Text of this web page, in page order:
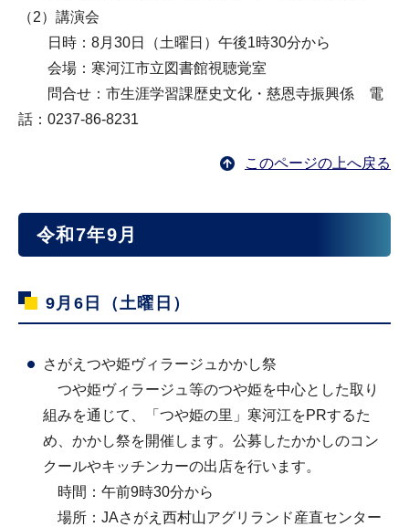
（2）講演会
日時：8月30日（土曜日）午後1時30分から
会場：寒河江市立図書館視聴覚室
問合せ：市生涯学習課歴史文化・慈恩寺振興係 電
話：0237-86-8231
このページの上へ戻る
令和7年9月
9月6日（土曜日）
さがえつや姫ヴィラージュかかし祭
つや姫ヴィラージュ等のつや姫を中心とした取り
組みを通じて、「つや姫の里」寒河江をPRするた
め、かかし祭を開催します。公募したかかしのコン
クールやキッチンカーの出店を行います。
時間：午前9時30分から
場所：JAさがえ西村山アグリランド産直センター